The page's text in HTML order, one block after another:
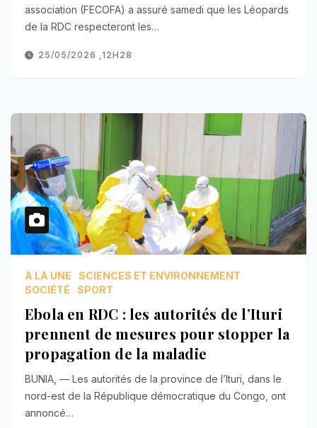
association (FECOFA) a assuré samedi que les Léopards
de la RDC respecteront les…
25/05/2026 ,12H28
À LA UNE
SCIENCES ET ENVIRONNEMENT
SOCIÉTÉ
SPORT
Ebola en RDC : les autorités de l’Ituri
prennent de mesures pour stopper la
propagation de la maladie
BUNIA, — Les autorités de la province de l’Ituri, dans le
nord-est de la République démocratique du Congo, ont
annoncé…